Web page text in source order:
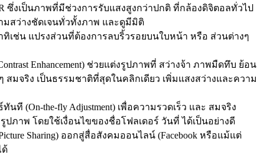
ซึ่งเป็นภาพที่มีช่วงการรับแสงสูงกว่าปกติ ที่กล้องดิจิตอลทั่วไป
สว่างชัดเจนทั่วทั้งภาพ และดูมีมิติ
เช่น แปรงส่วนที่ต้องการลบริ้วรอยบนใบหน้า หรือ ส่วนต่างๆ
Enhancement) ช่วยแต่งรูปภาพที่ สว่างจ้า ภาพมืดทึบ ย้อน
สมจริง เป็นธรรมชาติที่สุดในคลิกเดียว เพิ่มแสงสว่างและความ
ที (On-the-fly Adjustment) เพื่อความรวดเร็ว และ สมจริง
ปภาพ โดยใช้เงื่อนไขของชื่อโฟลเดอร์ วันที่ ได้เป็นอย่างดี
Sharing) ออกสู่สื่อสังคมออนไลน์ (Facebook หรือแม้แต่
ด้